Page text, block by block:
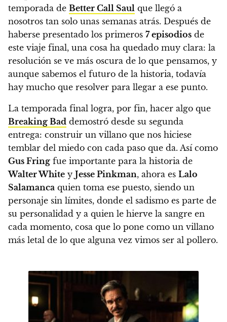
temporada de Better Call Saul que llegó a
nosotros tan solo unas semanas atrás. Después de
haberse presentado los primeros 7 episodios de
este viaje final, una cosa ha quedado muy clara: la
resolución se ve más oscura de lo que pensamos, y
aunque sabemos el futuro de la historia, todavía
hay mucho que resolver para llegar a ese punto.
La temporada final logra, por fin, hacer algo que
Breaking Bad demostró desde su segunda
entrega: construir un villano que nos hiciese
temblar del miedo con cada paso que da. Así como
Gus Fring fue importante para la historia de
Walter White y Jesse Pinkman, ahora es Lalo
Salamanca quien toma ese puesto, siendo un
personaje sin límites, donde el sadismo es parte de
su personalidad y a quien le hierve la sangre en
cada momento, cosa que lo pone como un villano
más letal de lo que alguna vez vimos ser al pollero.